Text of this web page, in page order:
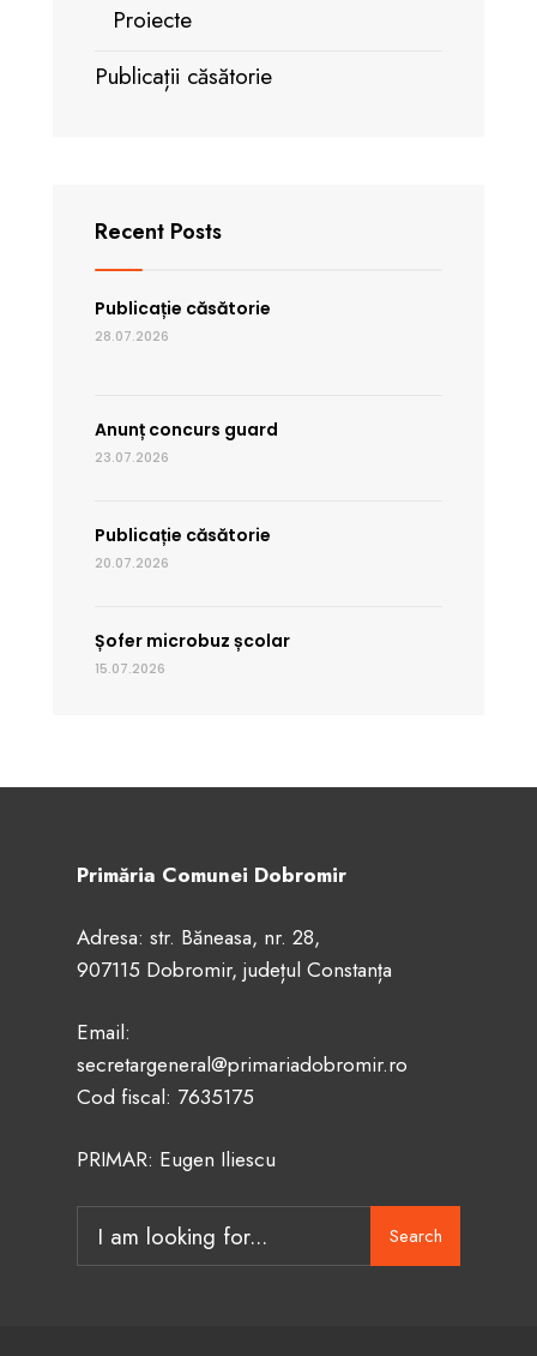
Proiecte
Publicații căsătorie
Recent Posts
Publicație căsătorie
28.07.2026
Anunț concurs guard
23.07.2026
Publicație căsătorie
20.07.2026
Șofer microbuz școlar
15.07.2026
Primăria Comunei Dobromir
Adresa: str. Băneasa, nr. 28,
907115 Dobromir, județul Constanța
Email:
secretargeneral@primariadobromir.ro
Cod fiscal: 7635175
PRIMAR: Eugen Iliescu
for:
Search